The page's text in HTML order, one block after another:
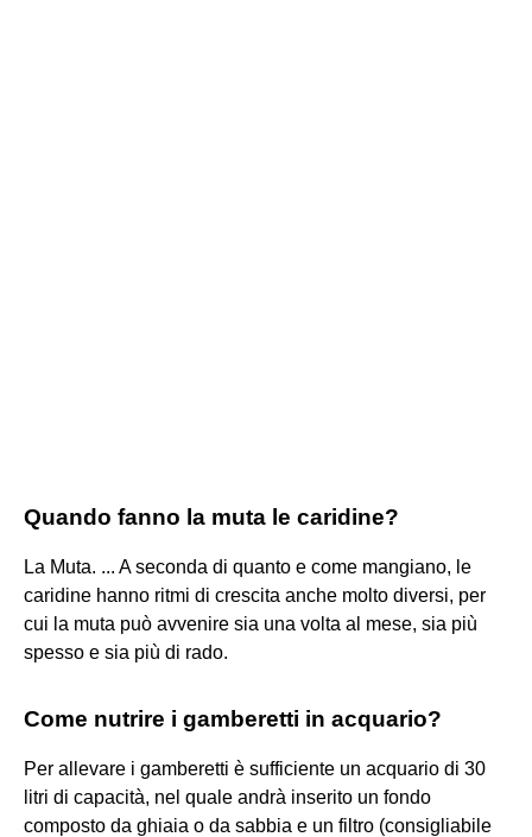
Quando fanno la muta le caridine?
La Muta. ... A seconda di quanto e come mangiano, le
caridine hanno ritmi di crescita anche molto diversi, per
cui la muta può avvenire sia una volta al mese, sia più
spesso e sia più di rado.
Come nutrire i gamberetti in acquario?
Per allevare i gamberetti è sufficiente un acquario di 30
litri di capacità, nel quale andrà inserito un fondo
composto da ghiaia o da sabbia e un filtro (consigliabile